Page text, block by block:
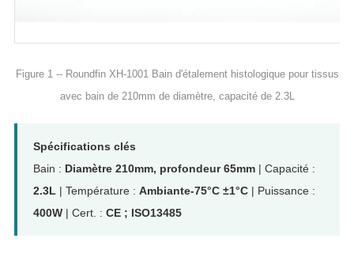
Figure 1 -- Roundfin XH-1001 Bain d'étalement histologique pour tissus
avec bain de 210mm de diamètre, capacité de 2.3L
Spécifications clés
Bain : Diamètre 210mm, profondeur 65mm| Capacité :
2.3L | Température : Ambiante-75°C ±1°C| Puissance :
400W| Cert. : CE ; ISO13485